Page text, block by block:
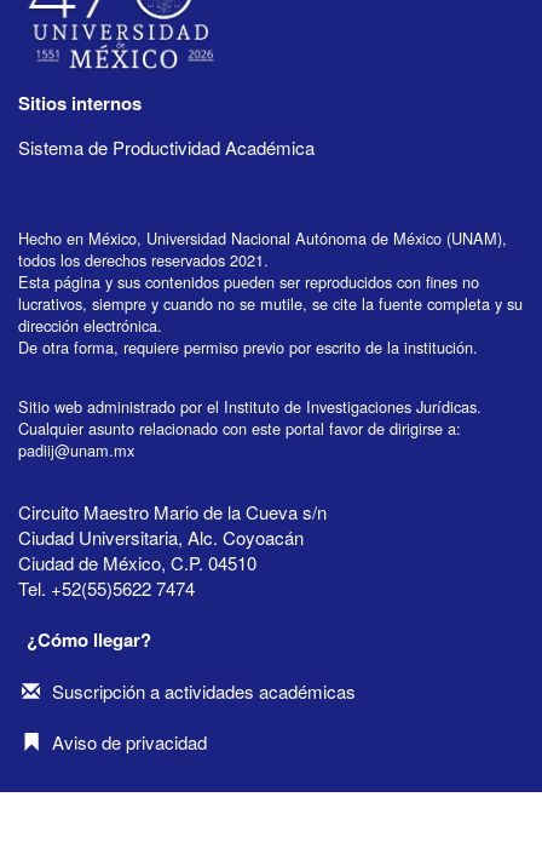
Sitios internos
Sistema de Productividad Académica
Hecho en México, Universidad Nacional Autónoma de México (UNAM),
todos los derechos reservados 2021.
Esta página y sus contenidos pueden ser reproducidos con fines no
lucrativos, siempre y cuando no se mutile, se cite la fuente completa y su
dirección electrónica.
De otra forma, requiere permiso previo por escrito de la institución.
Sitio web administrado por el Instituto de Investigaciones Jurídicas.
Cualquier asunto relacionado con este portal favor de dirigirse a:
padiij@unam.mx
Circuito Maestro Mario de la Cueva s/n
Ciudad Universitaria, Alc. Coyoacán
Ciudad de México, C.P. 04510
Tel. +52(55)5622 7474
¿Cómo llegar?
Suscripción a actividades académicas
Aviso de privacidad